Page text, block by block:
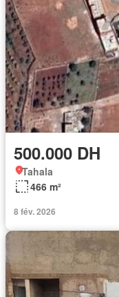
500.000 DH
Tahala
466 m²
8 fév. 2026